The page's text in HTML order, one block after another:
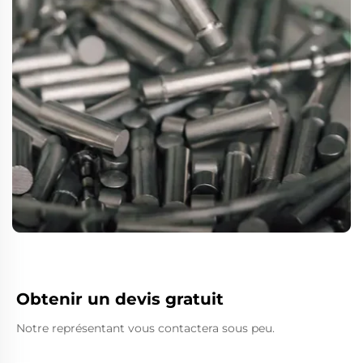
Obtenir un devis gratuit
Notre représentant vous contactera sous peu.